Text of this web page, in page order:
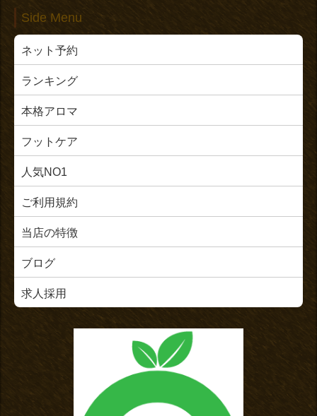
Side Menu
ネット予約
ランキング
本格アロマ
フットケア
人気NO1
ご利用規約
当店の特徴
ブログ
求人採用